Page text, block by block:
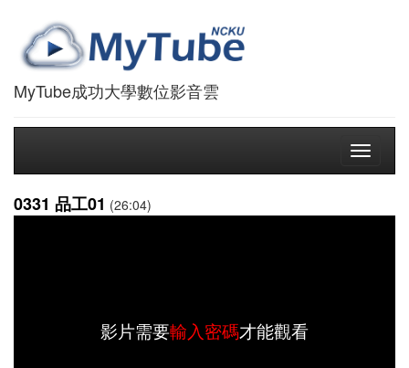
MyTube成功大學數位影音雲
Toggle
0331 品工01 (26:04)
影片需要輸入密碼才能觀看